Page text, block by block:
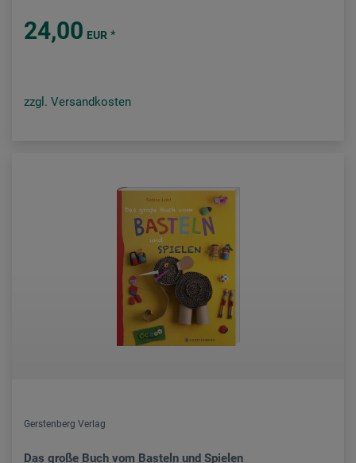
24,00 EUR *
zzgl. Versandkosten
Gerstenberg Verlag
Das große Buch vom Basteln und Spielen